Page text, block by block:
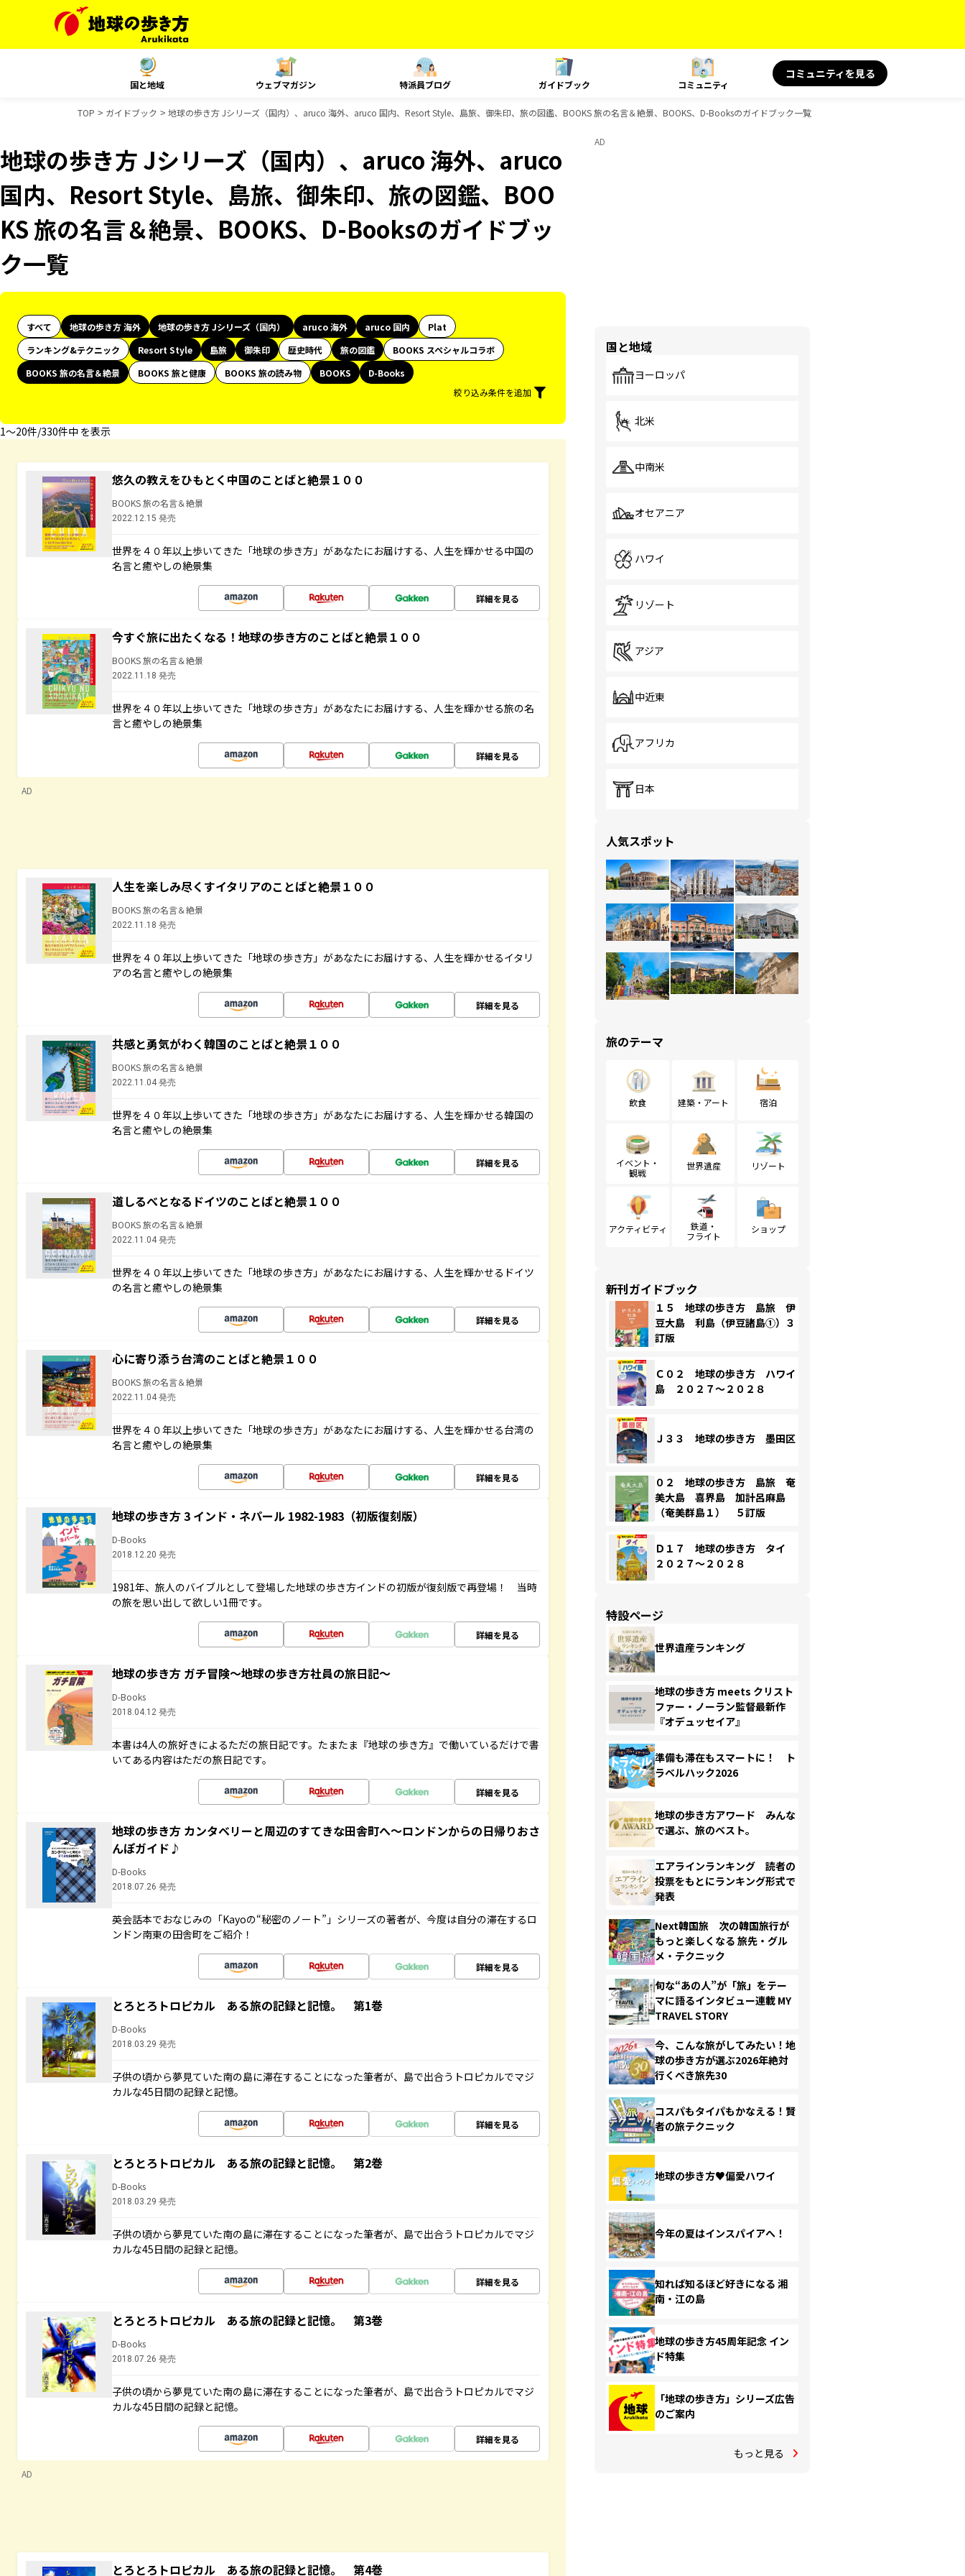
国と地域 ウェブマガジン 特派員ブログ ガイドブック コミュニティ
コミュニティを見る
TOP ガイドブック 地球の歩き方 Jシリーズ（国内）、aruco 海外、aruco 国内、Resort Style、島旅、御朱印、旅の図鑑、BOOKS 旅の名言＆絶景、BOOKS、D-Booksのガイドブック一覧
地球の歩き方 Jシリーズ（国内）、aruco 海外、aruco
国内、Resort Style、島旅、御朱印、旅の図鑑、BOO
KS 旅の名言＆絶景、BOOKS、D-Booksのガイドブッ
ク一覧
すべて 地球の歩き方 海外 地球の歩き方 Jシリーズ（国内） aruco 海外 aruco 国内
Plat
ランキング&テクニック
Resort Style 島旅 御朱印 歴史時代 旅の図鑑
BOOKS スペシャルコラボ
BOOKS 旅の名言＆絶景
BOOKS 旅と健康 BOOKS 旅の読み物 BOOKS
D-Books
絞り込み条件を追加
1〜20件/330件中 を表示
悠久の教えをひもとく中国のことばと絶景１００
BOOKS 旅の名言＆絶景
2022.12.15 発売
世界を４０年以上歩いてきた「地球の歩き方」があなたにお届けする、人生を輝かせる中国の
名言と癒やしの絶景集
詳細を見る
今すぐ旅に出たくなる！地球の歩き方のことばと絶景１００
BOOKS 旅の名言＆絶景
2022.11.18 発売
世界を４０年以上歩いてきた「地球の歩き方」があなたにお届けする、人生を輝かせる旅の名
言と癒やしの絶景集
詳細を見る
AD
人生を楽しみ尽くすイタリアのことばと絶景１００
BOOKS 旅の名言＆絶景
2022.11.18 発売
世界を４０年以上歩いてきた「地球の歩き方」があなたにお届けする、人生を輝かせるイタリ
アの名言と癒やしの絶景集
詳細を見る
共感と勇気がわく韓国のことばと絶景１００
BOOKS 旅の名言＆絶景
2022.11.04 発売
世界を４０年以上歩いてきた「地球の歩き方」があなたにお届けする、人生を輝かせる韓国の
名言と癒やしの絶景集
詳細を見る
道しるべとなるドイツのことばと絶景１００
BOOKS 旅の名言＆絶景
2022.11.04 発売
世界を４０年以上歩いてきた「地球の歩き方」があなたにお届けする、人生を輝かせるドイツ
の名言と癒やしの絶景集
詳細を見る
心に寄り添う台湾のことばと絶景１００
BOOKS 旅の名言＆絶景
2022.11.04 発売
世界を４０年以上歩いてきた「地球の歩き方」があなたにお届けする、人生を輝かせる台湾の
名言と癒やしの絶景集
詳細を見る
地球の歩き方 3 インド・ネパール 1982-1983（初版復刻版）
D-Books
2018.12.20 発売
1981年、旅人のバイブルとして登場した地球の歩き方インドの初版が復刻版で再登場！ 当時
の旅を思い出して欲しい1冊です。
詳細を見る
地球の歩き方 ガチ冒険～地球の歩き方社員の旅日記～
D-Books
2018.04.12 発売
本書は4人の旅好きによるただの旅日記です。たまたま『地球の歩き方』で働いているだけで書
いてある内容はただの旅日記です。
詳細を見る
地球の歩き方 カンタベリーと周辺のすてきな田舎町へ～ロンドンからの日帰りおさ
んぽガイド♪
D-Books
2018.07.26 発売
英会話本でおなじみの「Kayoの“秘密のノート”」シリーズの著者が、今度は自分の滞在するロ
ンドン南東の田舎町をご紹介！
詳細を見る
とろとろトロピカル ある旅の記録と記憶。 第1巻
D-Books
2018.03.29 発売
子供の頃から夢見ていた南の島に滞在することになった筆者が、島で出合うトロピカルでマジ
カルな45日間の記録と記憶。
詳細を見る
とろとろトロピカル ある旅の記録と記憶。 第2巻
D-Books
2018.03.29 発売
子供の頃から夢見ていた南の島に滞在することになった筆者が、島で出合うトロピカルでマジ
カルな45日間の記録と記憶。
詳細を見る
とろとろトロピカル ある旅の記録と記憶。 第3巻
D-Books
2018.07.26 発売
子供の頃から夢見ていた南の島に滞在することになった筆者が、島で出合うトロピカルでマジ
カルな45日間の記録と記憶。
詳細を見る
AD
とろとろトロピカル ある旅の記録と記憶。 第4巻
AD
国と地域
ヨーロッパ
北米
中南米
オセアニア
ハワイ
リゾート
アジア
中近東
アフリカ
日本
人気スポット
旅のテーマ
飲食 建築・アート 宿泊
イベント・
観戦
世界遺産 リゾート
アクティビティ
鉄道・
フライト
ショップ
新刊ガイドブック
１５ 地球の歩き方 島旅 伊
豆大島 利島（伊豆諸島①）３
訂版
Ｃ０２ 地球の歩き方 ハワイ
島 ２０２７～２０２８
Ｊ３３ 地球の歩き方 墨田区
０２ 地球の歩き方 島旅 奄
美大島 喜界島 加計呂麻島
（奄美群島１） ５訂版
Ｄ１７ 地球の歩き方 タイ
２０２７～２０２８
特設ページ
世界遺産ランキング
地球の歩き方 meets クリスト
ファー・ノーラン監督最新作
『オデュッセイア』
準備も滞在もスマートに！ ト
ラベルハック2026
地球の歩き方アワード みんな
で選ぶ、旅のベスト。
エアラインランキング 読者の
投票をもとにランキング形式で
発表
Next韓国旅 次の韓国旅行が
もっと楽しくなる 旅先・グル
メ・テクニック
旬な“あの人”が「旅」をテー
マに語るインタビュー連載 MY
TRAVEL STORY
今、こんな旅がしてみたい！地
球の歩き方が選ぶ2026年絶対
行くべき旅先30
コスパもタイパもかなえる！賢
者の旅テクニック
地球の歩き方♥偏愛ハワイ
今年の夏はインスパイアへ！
知れば知るほど好きになる 湘
南・江の島
地球の歩き方45周年記念 イン
ド特集
「地球の歩き方」シリーズ広告
のご案内
もっと見る